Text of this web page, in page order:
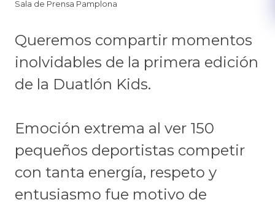
Sala de Prensa Pamplona
Queremos compartir momentos
inolvidables de la primera edición
de la Duatlón Kids.
Emoción extrema al ver 150
pequeños deportistas competir
con tanta energía, respeto y
entusiasmo fue motivo de